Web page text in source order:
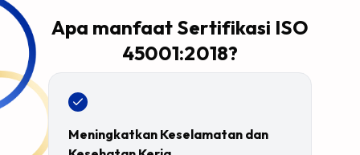
Apa manfaat Sertifikasi ISO
45001:2018?
Meningkatkan Keselamatan dan